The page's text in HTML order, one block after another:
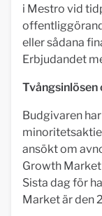
i Mestro vid
eller sådana
Erbjudandet
Budgivaren
ansökt om
Growth
Sista dag för
Market är den